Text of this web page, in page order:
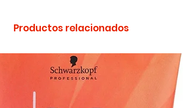
Productos relacionados